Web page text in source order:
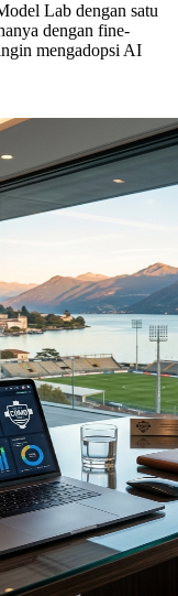
Lab dengan satu
dengan fine-
mengadopsi AI